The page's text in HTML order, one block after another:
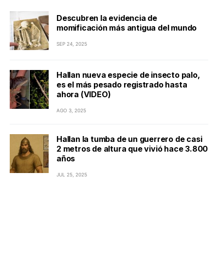
Descubren la evidencia de
momificación más antigua del mundo
SEP 24, 2025
Hallan nueva especie de insecto palo,
es el más pesado registrado hasta
ahora (VIDEO)
AGO 3, 2025
Hallan la tumba de un guerrero de casi
2 metros de altura que vivió hace 3.800
años
JUL 25, 2025